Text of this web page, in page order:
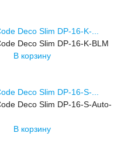
Deco Slim DP-16-K-...
Deco Slim DP-16-K-BLM
В корзину
Deco Slim DP-16-S-...
Deco Slim DP-16-S-Auto-
В корзину